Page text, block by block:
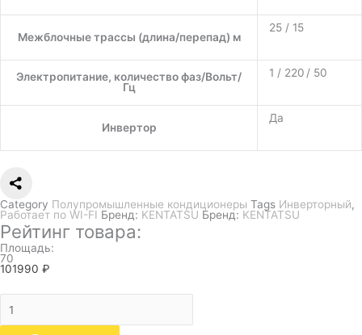
Межблочные трассы (длина/перепад) м
25 / 15
Электропитание, количество фаз/Вольт/
Гц
1 / 220 / 50
Инвертор
Да
Category Полупромышленные кондиционеры Tags Инверторный,
Работает по WI-FI Бренд: KENTATSU Бренд: KENTATSU
Рейтинг товара:
Площадь:
70
101990 ₽